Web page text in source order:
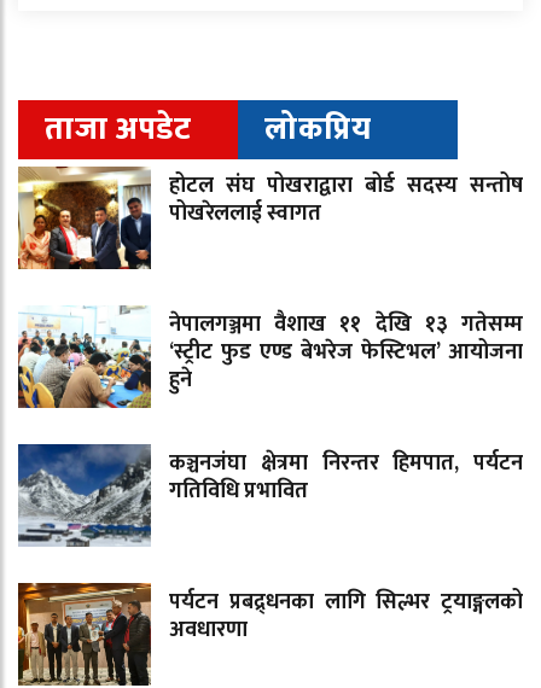
ताजा अपडेट लोकप्रिय
होटल संघ पोखराद्वारा बोर्ड सदस्य सन्तोष
पोखरेललाई स्वागत
नेपालगञ्जमा वैशाख ११ देखि १३ गतेसम्म
‘स्ट्रीट फुड एण्ड बेभरेज फेस्टिभल’ आयोजना
हुने
कञ्चनजंघा क्षेत्रमा निरन्तर हिमपात, पर्यटन
गतिविधि प्रभावित
पर्यटन प्रबद्र्धनका लागि सिल्भर ट्रयाङ्गलको
अवधारणा